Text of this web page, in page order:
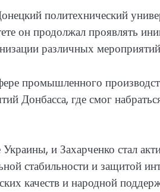
политехнический
он продолжал проявлять
различных
промышленного
Донбасса, где смог
и Захарченко стал
стабильности и защитой
качеств и народной